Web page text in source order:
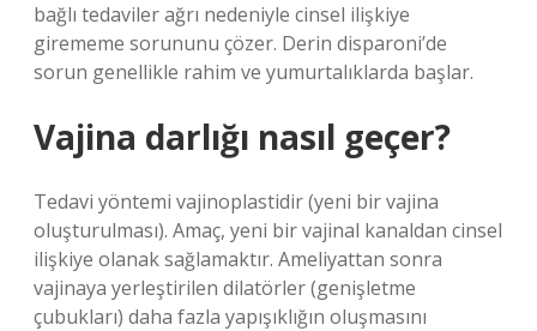
bağlı tedaviler ağrı nedeniyle cinsel ilişkiye
girememe sorununu çözer. Derin disparoni’de
sorun genellikle rahim ve yumurtalıklarda başlar.
Vajina darlığı nasıl geçer?
Tedavi yöntemi vajinoplastidir (yeni bir vajina
oluşturulması). Amaç, yeni bir vajinal kanaldan cinsel
ilişkiye olanak sağlamaktır. Ameliyattan sonra
vajinaya yerleştirilen dilatörler (genişletme
çubukları) daha fazla yapışıklığın oluşmasını